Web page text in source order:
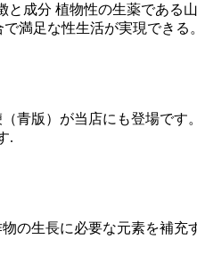
と成分 植物性の生薬である
満足な性生活が実現できる。
青版）が当店にも登場で
.
の生長に必要な元素を補